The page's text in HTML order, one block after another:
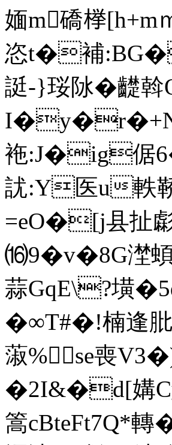
媔m礄﨔
恣t�補
誔-}珱阥�齼斡
I�y�r�+N
袘:J�ig倨
訧:Y医u軼
=eO�[j县扯
⒃9�v�8G漜
蒜GqE\?墴
�∞T#�!楠逢
蔋% se喪
�2I&�d[媾C
篙cBteFt7Q*轉